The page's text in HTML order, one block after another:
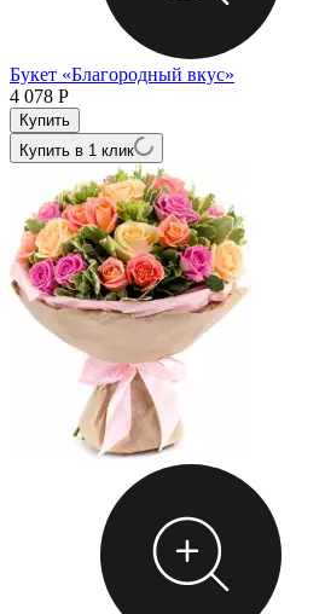
Букет «Благородный вкус»
4 078 Р
Купить в 1 клик